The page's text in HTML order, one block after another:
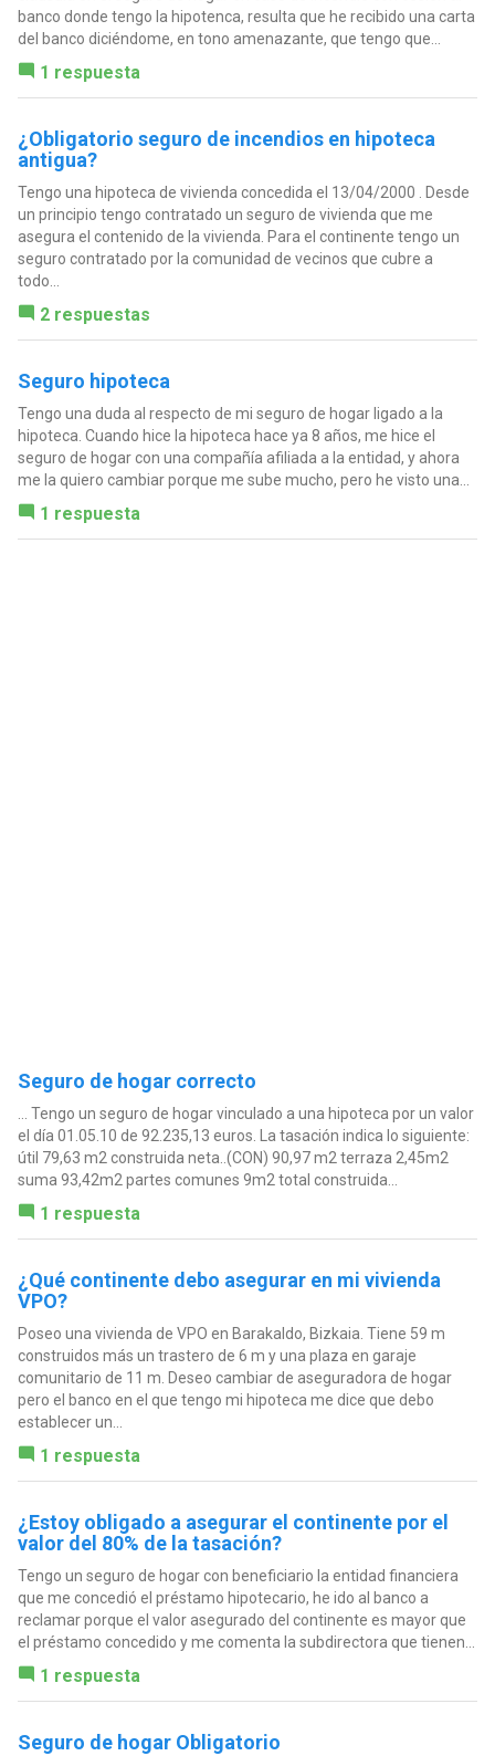
banco donde tengo la hipotenca, resulta que he recibido una carta
del banco diciéndome, en tono amenazante, que tengo que...
1 respuesta
¿Obligatorio seguro de incendios en hipoteca
antigua?
Tengo una hipoteca de vivienda concedida el 13/04/2000 . Desde
un principio tengo contratado un seguro de vivienda que me
asegura el contenido de la vivienda. Para el continente tengo un
seguro contratado por la comunidad de vecinos que cubre a
todo...
2 respuestas
Seguro hipoteca
Tengo una duda al respecto de mi seguro de hogar ligado a la
hipoteca. Cuando hice la hipoteca hace ya 8 años, me hice el
seguro de hogar con una compañía afiliada a la entidad, y ahora
me la quiero cambiar porque me sube mucho, pero he visto una...
1 respuesta
Seguro de hogar correcto
... Tengo un seguro de hogar vinculado a una hipoteca por un valor
el día 01.05.10 de 92.235,13 euros. La tasación indica lo siguiente:
útil 79,63 m2 construida neta..(CON) 90,97 m2 terraza 2,45m2
suma 93,42m2 partes comunes 9m2 total construida...
1 respuesta
¿Qué continente debo asegurar en mi vivienda
VPO?
Poseo una vivienda de VPO en Barakaldo, Bizkaia. Tiene 59 m
construidos más un trastero de 6 m y una plaza en garaje
comunitario de 11 m. Deseo cambiar de aseguradora de hogar
pero el banco en el que tengo mi hipoteca me dice que debo
establecer un...
1 respuesta
¿Estoy obligado a asegurar el continente por el
valor del 80% de la tasación?
Tengo un seguro de hogar con beneficiario la entidad financiera
que me concedió el préstamo hipotecario, he ido al banco a
reclamar porque el valor asegurado del continente es mayor que
el préstamo concedido y me comenta la subdirectora que tienen...
1 respuesta
Seguro de hogar Obligatorio